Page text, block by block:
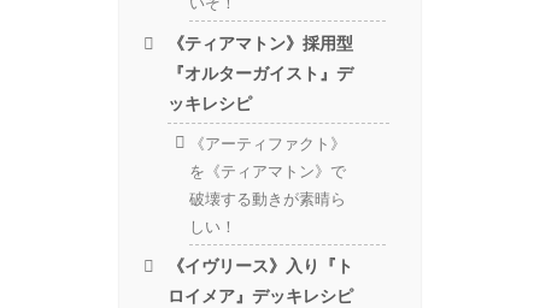
《ティアマトン》採用型
『オルターガイスト』デ
ッキレシピ
《アーティファクト》
を《ティアマトン》で
破壊する動きが素晴ら
しい！
《イヴリース》入り『ト
ロイメア』デッキレシピ